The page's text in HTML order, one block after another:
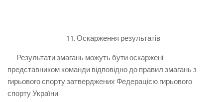
11. Оскарження результатів.
Результати змагань можуть бути оскаржені
представником команди відповідно до правил змагань з
гирьового спорту затверджених Федерацією гирьового
спорту України